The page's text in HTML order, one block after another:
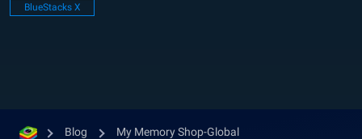
ในยุคทองของ Happyton เมืองที่มีเสน่ห์ที่เ...
BlueStacks X
Blog My Memory Shop-Global